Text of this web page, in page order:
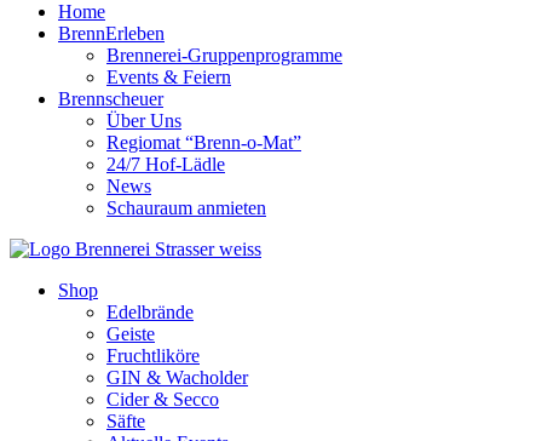
Home
BrennErleben
Brennerei-Gruppenprogramme
Events & Feiern
Brennscheuer
Über Uns
Regiomat “Brenn-o-Mat”
24/7 Hof-Lädle
News
Schauraum anmieten
Shop
Edelbrände
Geiste
Fruchtliköre
GIN & Wacholder
Cider & Secco
Säfte